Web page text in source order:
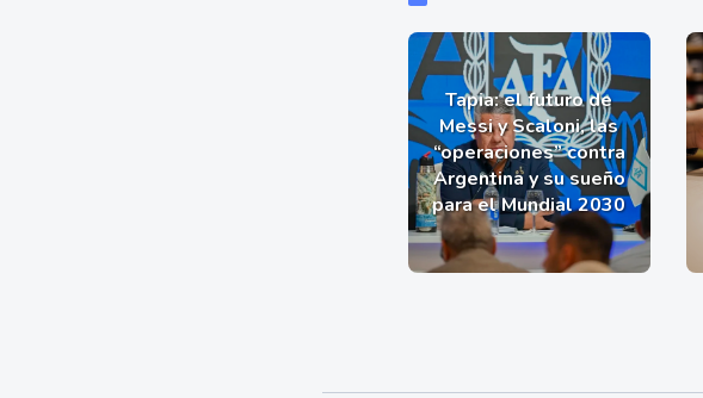
Tapia: el futuro de
Messi y Scaloni, las
“operaciones” contra
Argentina y su sueño
para el Mundial 2030